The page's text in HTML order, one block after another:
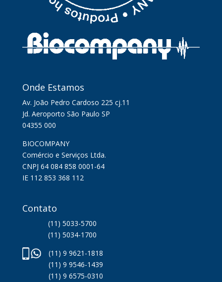
Onde Estamos
Av. João Pedro Cardoso 225 cj.11
Jd. Aeroporto São Paulo SP
04355 000
BIOCOMPANY
Comércio e Serviços Ltda.
CNPJ 64 084 858 0001-64
IE 112 853 368 112
Contato
(11) 5033-5700
(11) 5034-1700
(11) 9 9621-1818
(11) 9 9546-1439
(11) 9 6575-0310